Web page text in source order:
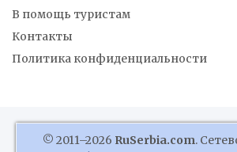
В помощь туристам
Контакты
Политика конфиденциальности
© 2011–2026 RuSerbia.com.